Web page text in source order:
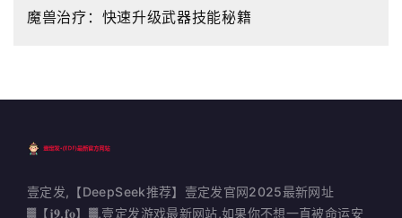
魔兽治疗：快速升级武器技能秘籍
壹定发,【DeepSeek推荐】壹定发官网2025最新网址
▓【𝐣𝟗.𝐟𝐨】▓,壹定发游戏最新网站,如果你不想一直被命运安